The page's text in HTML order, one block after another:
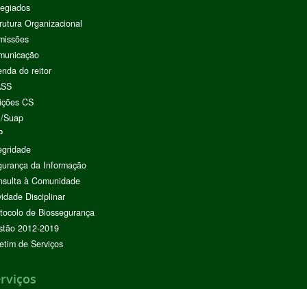
Organizacional
do reitor
CS
Suap
da Informação
à Comunidade
Disciplinar
de Biossegurança
2012-2019
de Serviços